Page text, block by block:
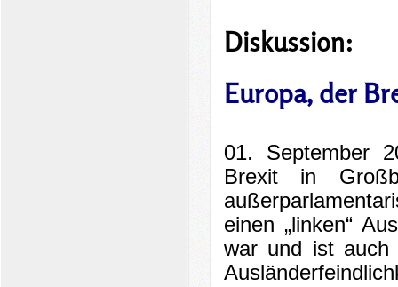
Diskussion:
Europa, der
01. September
Brexit in
einen „linken“
war und ist auch